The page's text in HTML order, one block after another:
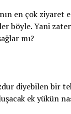
en çok
böyle. Yani
mı?
diyebilen bir
ek yükün